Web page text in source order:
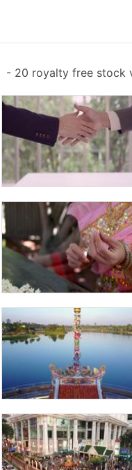
- 20 royalty free stock